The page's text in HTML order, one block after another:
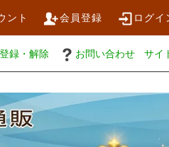
ント 会員登録 ログイ
録・解除 お問い合わせ サイ